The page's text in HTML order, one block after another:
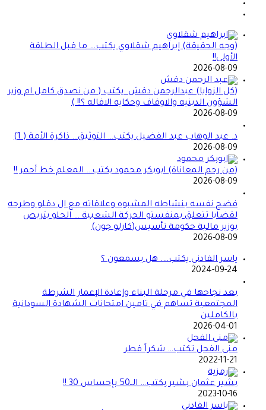
(وجه الحقيقة) إبراهيم شقلاوي يكتب… ما قبل الطلقة
الأولى!!
2026-08-09
(كل الزوايا) عبدالرحمن دقش يكتب ( من نصدق كامل ام وزير
الشؤون الدينيه والاوقاف وحكايه الاقاله ؟!! )
2026-08-09
د. عبد الوهاب عبد الفضيل يكتب… التوثيق… ذاكرة الأمة ( 1)
2026-08-09
(من رحم المعاناة) ابوبكر محمود يكتب… المعلم خط أحمر !!
2026-08-09
فضح نفسه بنشاطه المشبوه وعلاقاته مع ال دقلو وطرحه
لقضايا تتعلق بمنفستو الحركة الشعبية … الحلو يتربص
بوزير مالية حكومة تأسيس(كارلو جون)
2026-08-09
ياسر الفادني يكتب…. هل يسمعون ؟
2024-09-24
بعد نجاحها في مرحلة البناء وإعادة الإعمار الشرطة
المجتمعية تساهم في تامين امتحانات الشهادة السودانية
بالكاملين
2026-04-01
منى الفحل تكتب… شكراً قطر
2022-11-21
بشير عثمان بشير يكتب… الــ50 بإحساس 30 !!
2023-10-16